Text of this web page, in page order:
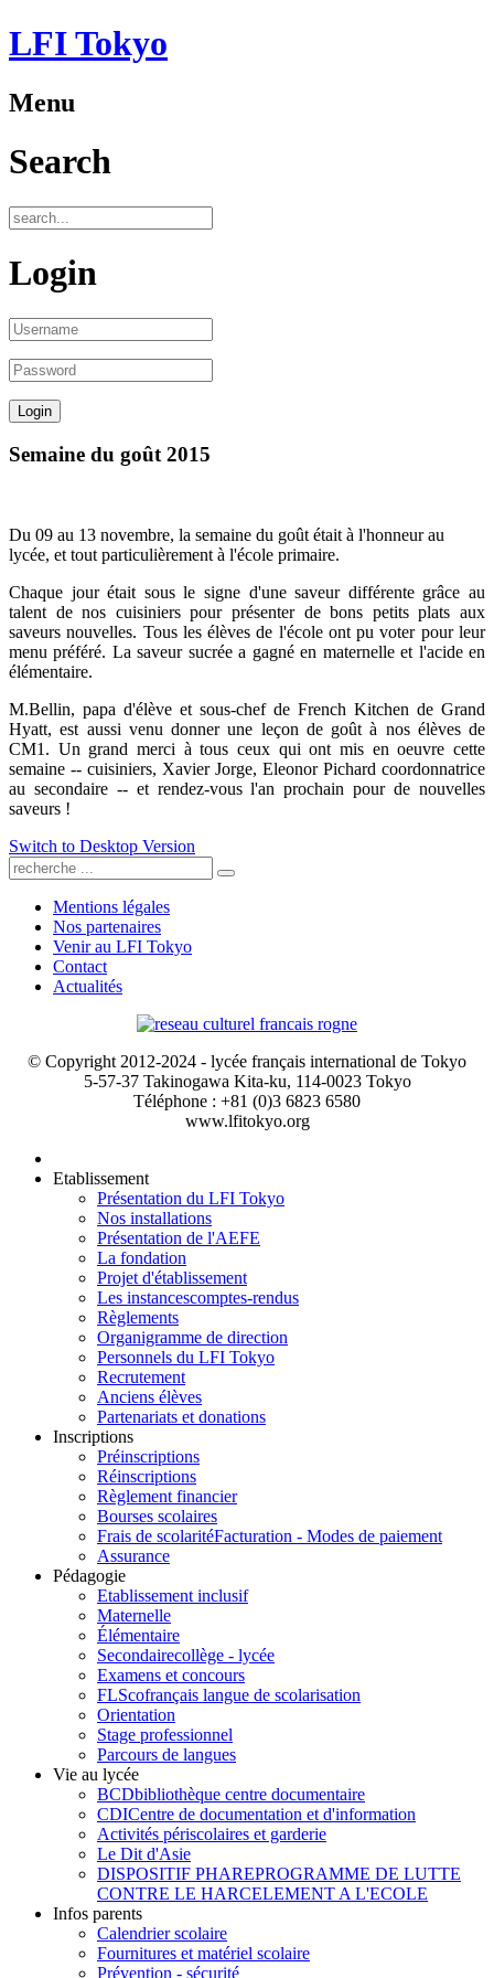
LFI Tokyo
Menu
Search
Login
Semaine du goût 2015
Du 09 au 13 novembre, la semaine du goût était à l'honneur au
lycée, et tout particulièrement à l'école primaire.
Chaque jour était sous le signe d'une saveur différente grâce au
talent de nos cuisiniers pour présenter de bons petits plats aux
saveurs nouvelles. Tous les élèves de l'école ont pu voter pour leur
menu préféré. La saveur sucrée a gagné en maternelle et l'acide en
élémentaire.
M.Bellin, papa d'élève et sous-chef de French Kitchen de Grand
Hyatt, est aussi venu donner une leçon de goût à nos élèves de
CM1. Un grand merci à tous ceux qui ont mis en oeuvre cette
semaine -- cuisiniers, Xavier Jorge, Eleonor Pichard coordonnatrice
au secondaire -- et rendez-vous l'an prochain pour de nouvelles
saveurs !
Switch to Desktop Version
Mentions légales
Nos partenaires
Venir au LFI Tokyo
Contact
Actualités
© Copyright 2012-2024 - lycée français international de Tokyo
5-57-37 Takinogawa Kita-ku, 114-0023 Tokyo
Téléphone : +81 (0)3 6823 6580
www.lfitokyo.org
Etablissement
Présentation du LFI Tokyo
Nos installations
Présentation de l'AEFE
La fondation
Projet d'établissement
Les instancescomptes-rendus
Règlements
Organigramme de direction
Personnels du LFI Tokyo
Recrutement
Anciens élèves
Partenariats et donations
Inscriptions
Préinscriptions
Réinscriptions
Règlement financier
Bourses scolaires
Frais de scolaritéFacturation - Modes de paiement
Assurance
Pédagogie
Etablissement inclusif
Maternelle
Élémentaire
Secondairecollège - lycée
Examens et concours
FLScofrançais langue de scolarisation
Orientation
Stage professionnel
Parcours de langues
Vie au lycée
BCDbibliothèque centre documentaire
CDICentre de documentation et d'information
Activités périscolaires et garderie
Le Dit d'Asie
DISPOSITIF PHAREPROGRAMME DE LUTTE
CONTRE LE HARCELEMENT A L'ECOLE
Infos parents
Calendrier scolaire
Fournitures et matériel scolaire
Prévention - sécurité